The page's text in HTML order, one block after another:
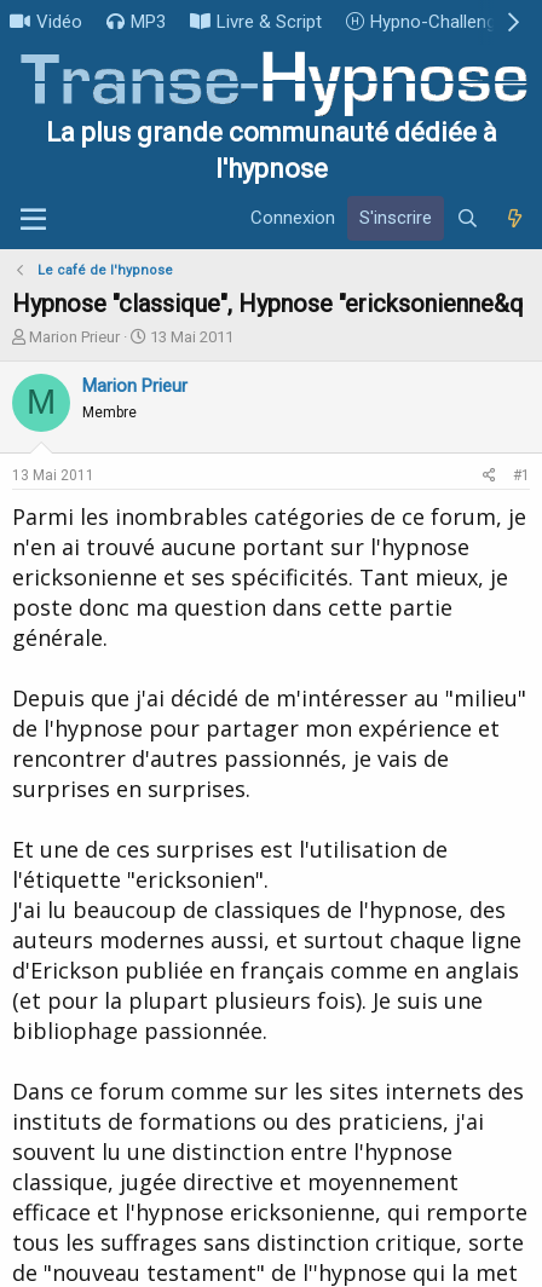
Vidéo MP3 Livre & Script Hypno-Challenge
La plus grande communauté dédiée à
l'hypnose
Connexion S'inscrire
Le café de l'hypnose
Hypnose "classique", Hypnose "ericksonienne&q
I
i
u
d
e
a
d
c
u
s
i
Marion Prieur
D
t
b
t
13 Mai 2011
M Marion Prieur
Membre
13 Mai 2011 #1
Parmi les inombrables catégories de ce forum, je
n'en ai trouvé aucune portant sur l'hypnose
ericksonienne et ses spécificités. Tant mieux, je
poste donc ma question dans cette partie
générale.
Depuis que j'ai décidé de m'intéresser au "milieu"
de l'hypnose pour partager mon expérience et
rencontrer d'autres passionnés, je vais de
surprises en surprises.
Et une de ces surprises est l'utilisation de
l'étiquette "ericksonien".
J'ai lu beaucoup de classiques de l'hypnose, des
auteurs modernes aussi, et surtout chaque ligne
d'Erickson publiée en français comme en anglais
(et pour la plupart plusieurs fois). Je suis une
bibliophage passionnée.
Dans ce forum comme sur les sites internets des
instituts de formations ou des praticiens, j'ai
souvent lu une distinction entre l'hypnose
classique, jugée directive et moyennement
efficace et l'hypnose ericksonienne, qui remporte
tous les suffrages sans distinction critique, sorte
de "nouveau testament" de l''hypnose qui la met